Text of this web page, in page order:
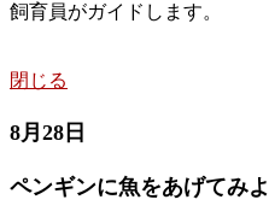
飼育員がガイドします。
閉じる
8月28日
ペンギンに魚をあげてみ